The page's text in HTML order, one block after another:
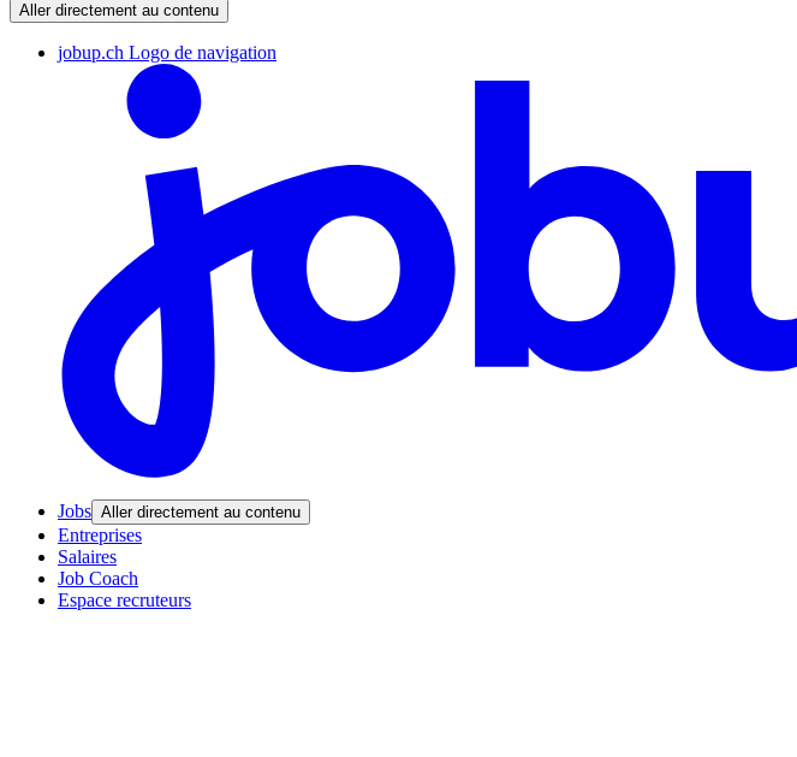
Aller directement au contenu
jobup.ch Logo de navigation
Jobs Aller directement au contenu
Entreprises
Salaires
Job Coach
Espace recruteurs